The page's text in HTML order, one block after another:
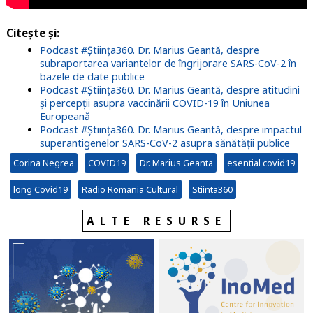
Citește și:
Podcast #Știința360. Dr. Marius Geantă, despre
subraportarea variantelor de îngrijorare SARS-CoV-2 în
bazele de date publice
Podcast #Știința360. Dr. Marius Geantă, despre atitudini
și percepții asupra vaccinării COVID-19 în Uniunea
Europeană
Podcast #Știința360. Dr. Marius Geantă, despre impactul
superantigenelor SARS-CoV-2 asupra sănătății publice
Corina Negrea COVID19 Dr. Marius Geanta esential covid19
long Covid19 Radio Romania Cultural Stiinta360
ALTE RESURSE